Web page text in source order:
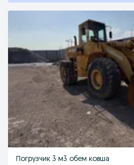
Погрузчик 3 м3 обем ковша